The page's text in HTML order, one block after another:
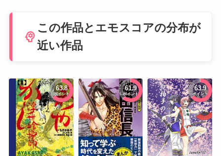
psychology
この作品とエモスコアの分布が
近い作品
63.8
ポイント
61.9
ポイント
63.9
ポイント